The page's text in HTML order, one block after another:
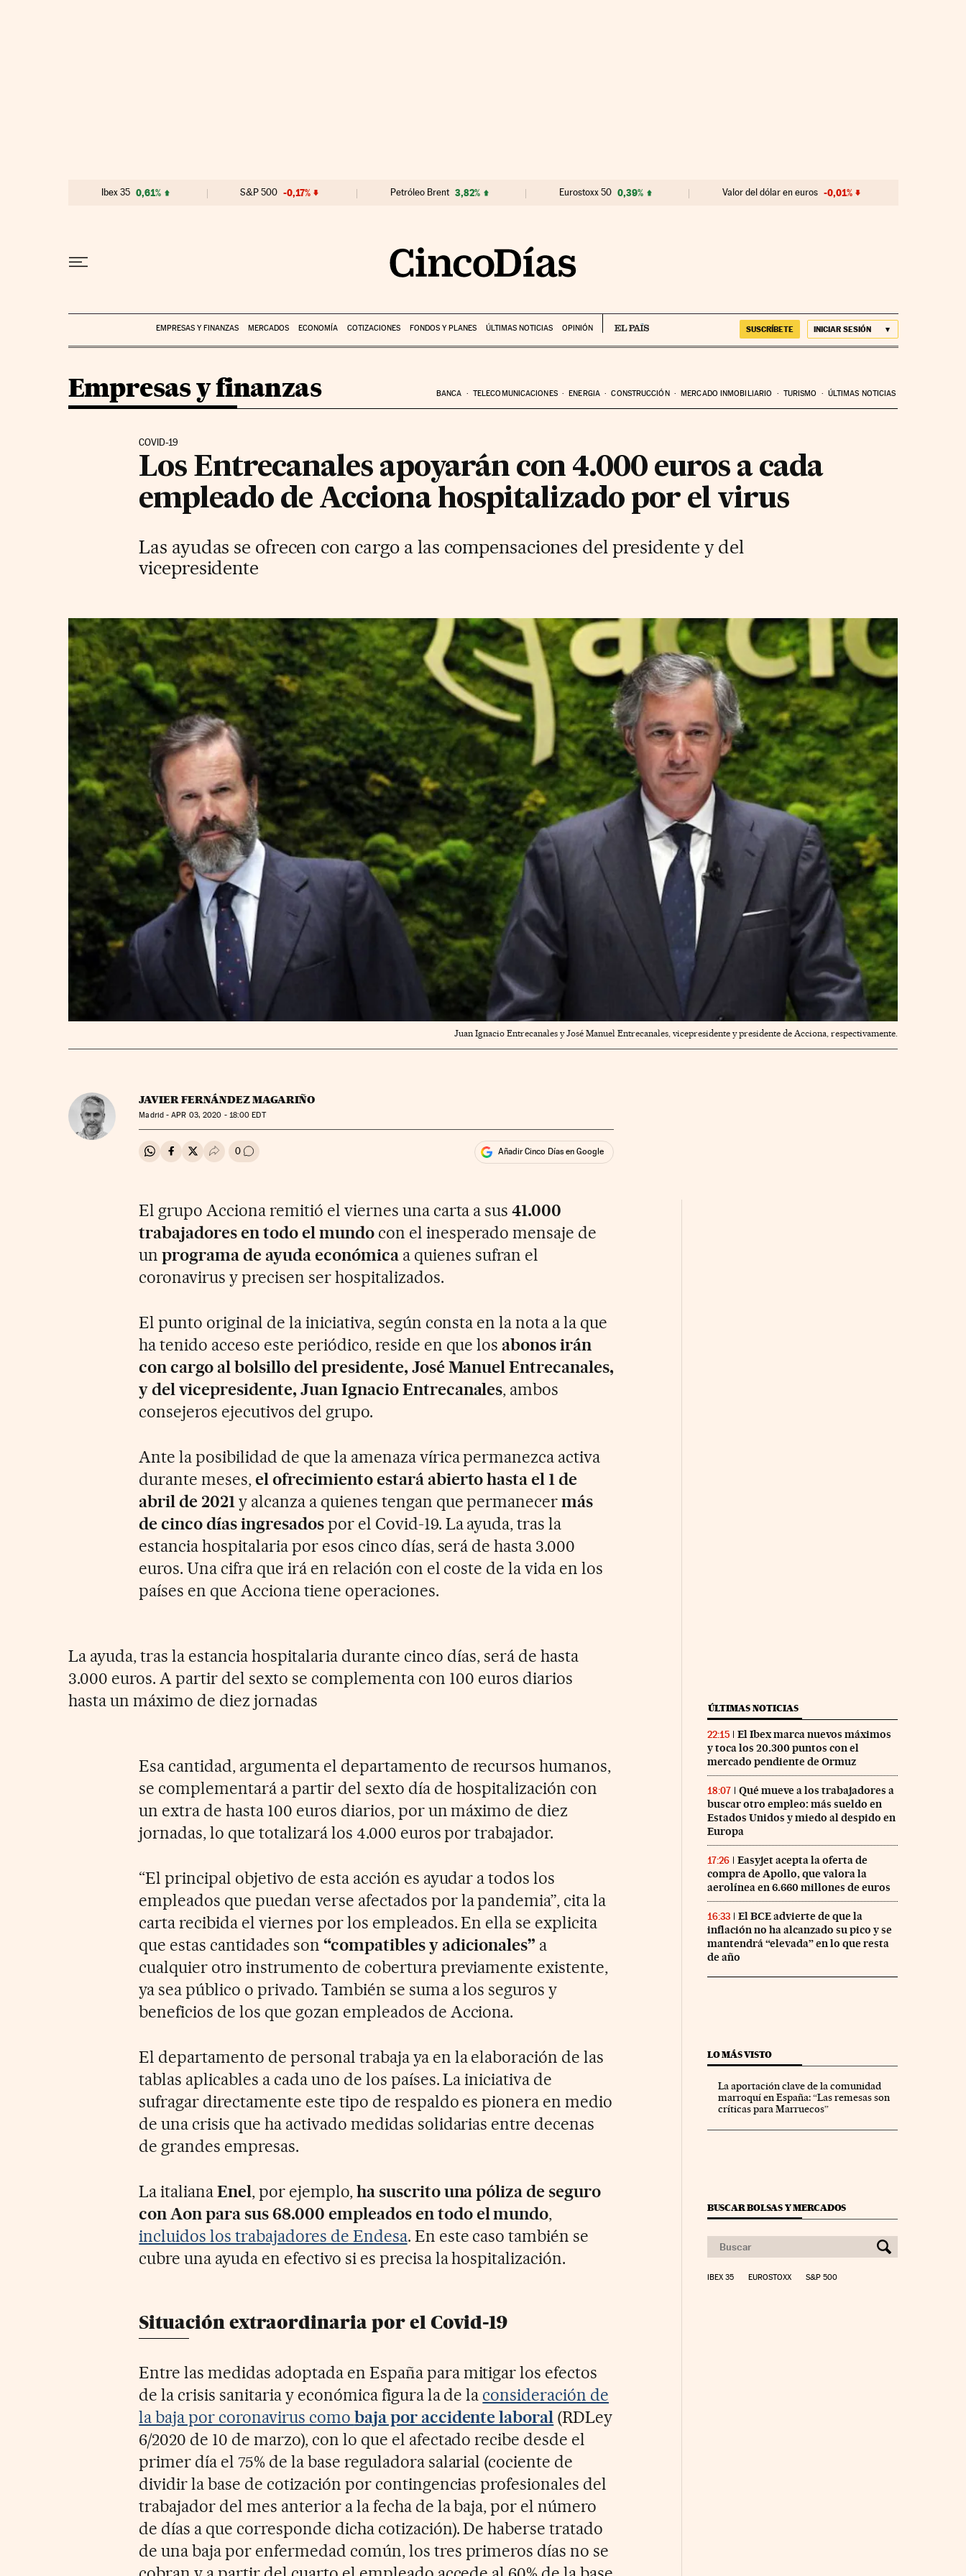
Ibex 35 0,61% S&P 500 -0,17% Petróleo Brent 3,82% Eurostoxx 50 0,39% Valor del dólar en euros -0,01%
EMPRESAS Y FINANZAS MERCADOS ECONOMÍA COTIZACIONES FONDOS Y PLANES ÚLTIMAS NOTICIAS OPINIÓN SUSCRÍBETE INICIAR SESIÓN
Empresas y finanzas BANCA TELECOMUNICACIONES ENERGIA CONSTRUCCIÓN MERCADO INMOBILIARIO TURISMO ÚLTIMAS NOTICIAS
COVID-19
Los Entrecanales apoyarán con 4.000 euros a cada
empleado de Acciona hospitalizado por el virus
Las ayudas se ofrecen con cargo a las compensaciones del presidente y del
vicepresidente
Juan Ignacio Entrecanales y José Manuel Entrecanales, vicepresidente y presidente de Acciona, respectivamente.
JAVIER FERNÁNDEZ MAGARIÑO
Madrid -APR 03, 2020 - 18:00 EDT
Compartir en Whatsapp
Compartir en Facebook
Compartir en Twitter
Desplegar Redes Sociales
0 Ir a los comentarios Añadir Cinco Días en Google
El grupo Acciona remitió el viernes una carta a sus41.000
trabajadores en todo el mundocon el ­inesperado mensaje de
unprograma de ayuda económicaa quienes sufran el
coronavirus y precisen ser hospitalizados.
El punto original de la iniciativa, según consta en la nota a la que
ha tenido acceso este periódico, reside en que los abonos irán
con cargo al bolsillo del presidente, José Manuel Entrecanales,
y del vicepresidente, Juan Ignacio Entrecanales, ambos
consejeros ejecutivos del grupo.
Ante la posibilidad de que la amenaza vírica permanezca activa
durante meses,el ofrecimiento estará abierto hasta el 1 de
abril de 2021y alcanza a quienes tengan que permanecermás
de cinco días ingresadospor el Covid-19. La ayuda, tras la
estancia hospitalaria por esos cinco días, será de hasta 3.000
euros. Una cifra que irá en relación con el coste de la vida en los
países en que Acciona tiene operaciones.
La ayuda, tras la estancia hospitalaria durante cinco días, será de hasta
3.000 euros. A partir del sexto se complementa con 100 euros diarios
hasta un máximo de diez jornadas
Esa cantidad, argumenta el departamento de recursos humanos,
se complementará a partir del sexto día de hospitalización con
un extra de hasta 100 euros diarios, por un máximo de diez
jornadas, lo que totalizará los 4.000 euros por trabajador.
“El principal objetivo de esta acción es ayudar a todos los
empleados que puedan verse afectados por la pandemia”, cita la
carta recibida el viernes por los empleados. En ella se explicita
que estas cantidades son “compatibles y adicionales” a
cualquier otro instrumento de cobertura previamente existente,
ya sea público o privado. También se suma a los seguros y
beneficios de los que gozan empleados de Acciona.
El departamento de personal trabaja ya en la elaboración de las
tablas aplicables a cada uno de los países. La iniciativa de
sufragar directamente este tipo de respaldo es pionera en medio
de una crisis que ha activado medidas solidarias entre decenas
de grandes empresas.
La italianaEnel, por ejemplo,ha suscrito una póliza de seguro
con Aon para sus 68.000 empleados en todo el mundo,
incluidos los trabajadores de Endesa. En este caso también se
cubre una ayuda en efectivo si es precisa la hospitalización.
Situación extraordinaria por el Covid-19
Entre las medidas adoptada en España para mitigar los efectos
de la crisis sanitaria y económica figura la de la consideración de
la baja por coronavirus como baja por accidente laboral (RDLey
6/2020 de 10 de marzo), con lo que el afectado recibe desde el
primer día el 75% de la base reguladora salarial (cociente de
dividir la base de cotización por contingencias profesionales del
trabajador del mes anterior a la fecha de la baja, por el número
de días a que corresponde dicha cotización). De haberse tratado
de una baja por enfermedad común, los tres primeros días no se
ÚLTIMAS NOTICIAS
22:15
El Ibex marca nuevos máximos
y toca los 20.300 puntos con el
mercado pendiente de Ormuz
18:07
Qué mueve a los trabajadores a
buscar otro empleo: más sueldo en
Estados Unidos y miedo al despido en
Europa
17:26
Easyjet acepta la oferta de
compra de Apollo, que valora la
aerolínea en 6.660 millones de euros
16:33
El BCE advierte de que la
inflación no ha alcanzado su pico y se
mantendrá “elevada” en lo que resta
de año
LO MÁS VISTO
La aportación clave de la comunidad
marroquí en España: “Las remesas son
críticas para Marruecos”
BUSCAR BOLSAS Y MERCADOS
IBEX 35 EUROSTOXX S&P 500